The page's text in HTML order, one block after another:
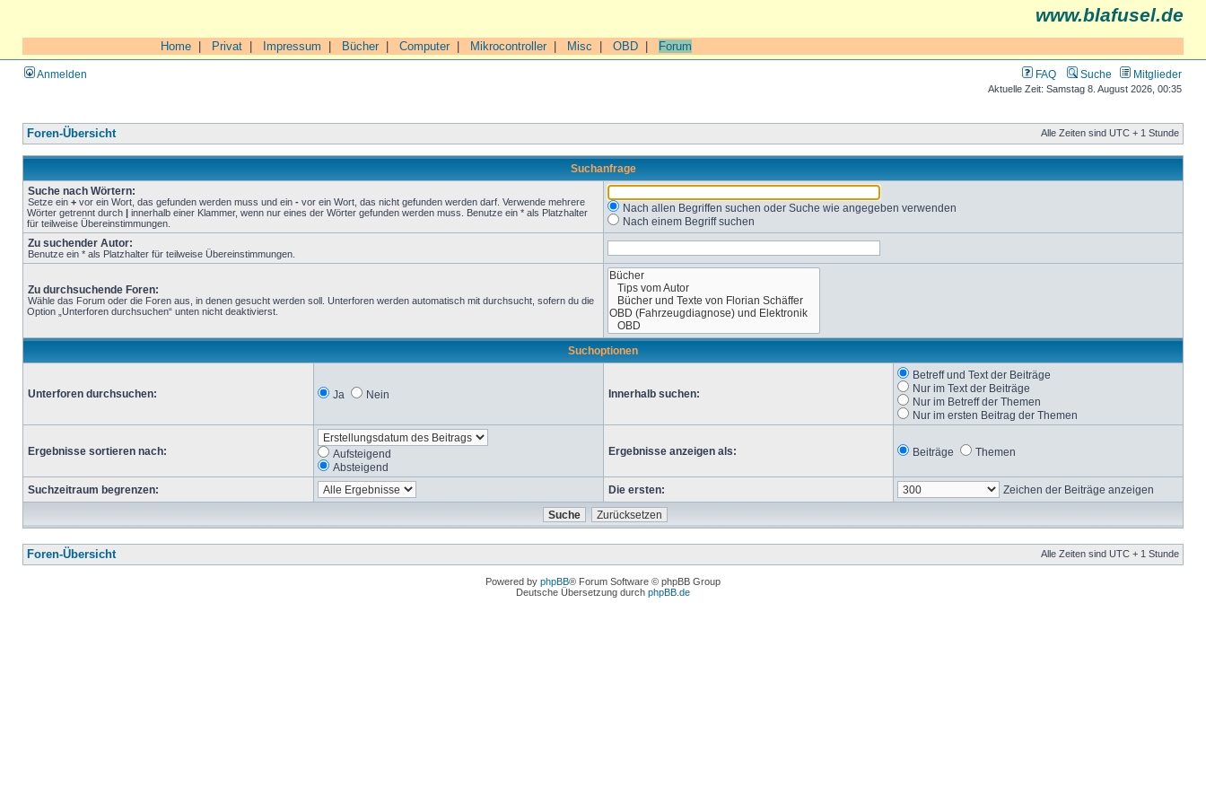
www.blafusel.de
Home Privat Impressum Bücher| Computer| Mikrocontroller| Misc OBD Forum
Anmelden FAQ Suche Mitglieder
Aktuelle Zeit: Samstag 8. August 2026, 00:35
Foren-Übersicht Alle Zeiten sind UTC + 1 Stunde
Suchanfrage
Suche nach Wörtern:
Setze ein + vor ein Wort, das gefunden werden muss und ein - vor ein Wort, das nicht gefunden werden darf. Verwende mehrere
Wörter getrennt durch | innerhalb einer Klammer, wenn nur eines der Wörter gefunden werden muss. Benutze ein * als Platzhalter
für teilweise Übereinstimmungen.
Nach allen Begriffen suchen oder Suche wie angegeben verwenden
Nach einem Begriff suchen
Zu suchender Autor:
Benutze ein * als Platzhalter für teilweise Übereinstimmungen.
Zu durchsuchende Foren:
Wähle das Forum oder die Foren aus, in denen gesucht werden soll. Unterforen werden automatisch mit durchsucht, sofern du die
Option „Unterforen durchsuchen“ unten nicht deaktivierst.
Suchoptionen
Unterforen durchsuchen: Ja Nein Innerhalb suchen:
Betreff und Text der Beiträge
Nur im Text der Beiträge
Nur im Betreff der Themen
Nur im ersten Beitrag der Themen
Ergebnisse sortieren nach:
Aufsteigend
Absteigend
Ergebnisse anzeigen als: Beiträge Themen
Suchzeitraum begrenzen: Die ersten: Zeichen der Beiträge anzeigen
Foren-Übersicht Alle Zeiten sind UTC + 1 Stunde
Powered by phpBB® Forum Software © phpBB Group
Deutsche Übersetzung durch phpBB.de